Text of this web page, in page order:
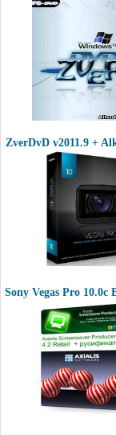
ZverDvD v2011.9 +
Sony Vegas Pro 10.0c